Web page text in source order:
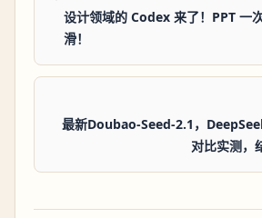
设计领域的 Codex 来了！PPT 一
滑！
最新Doubao-Seed-2.1，
对比实测，